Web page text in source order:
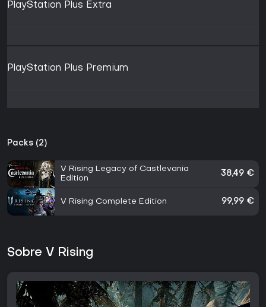
PlayStation Plus Extra
PlayStation Plus Premium
Packs (2)
V Rising Legacy of Castlevania
Edition
38,49 €
V Rising Complete Edition 99,99 €
Sobre V Rising